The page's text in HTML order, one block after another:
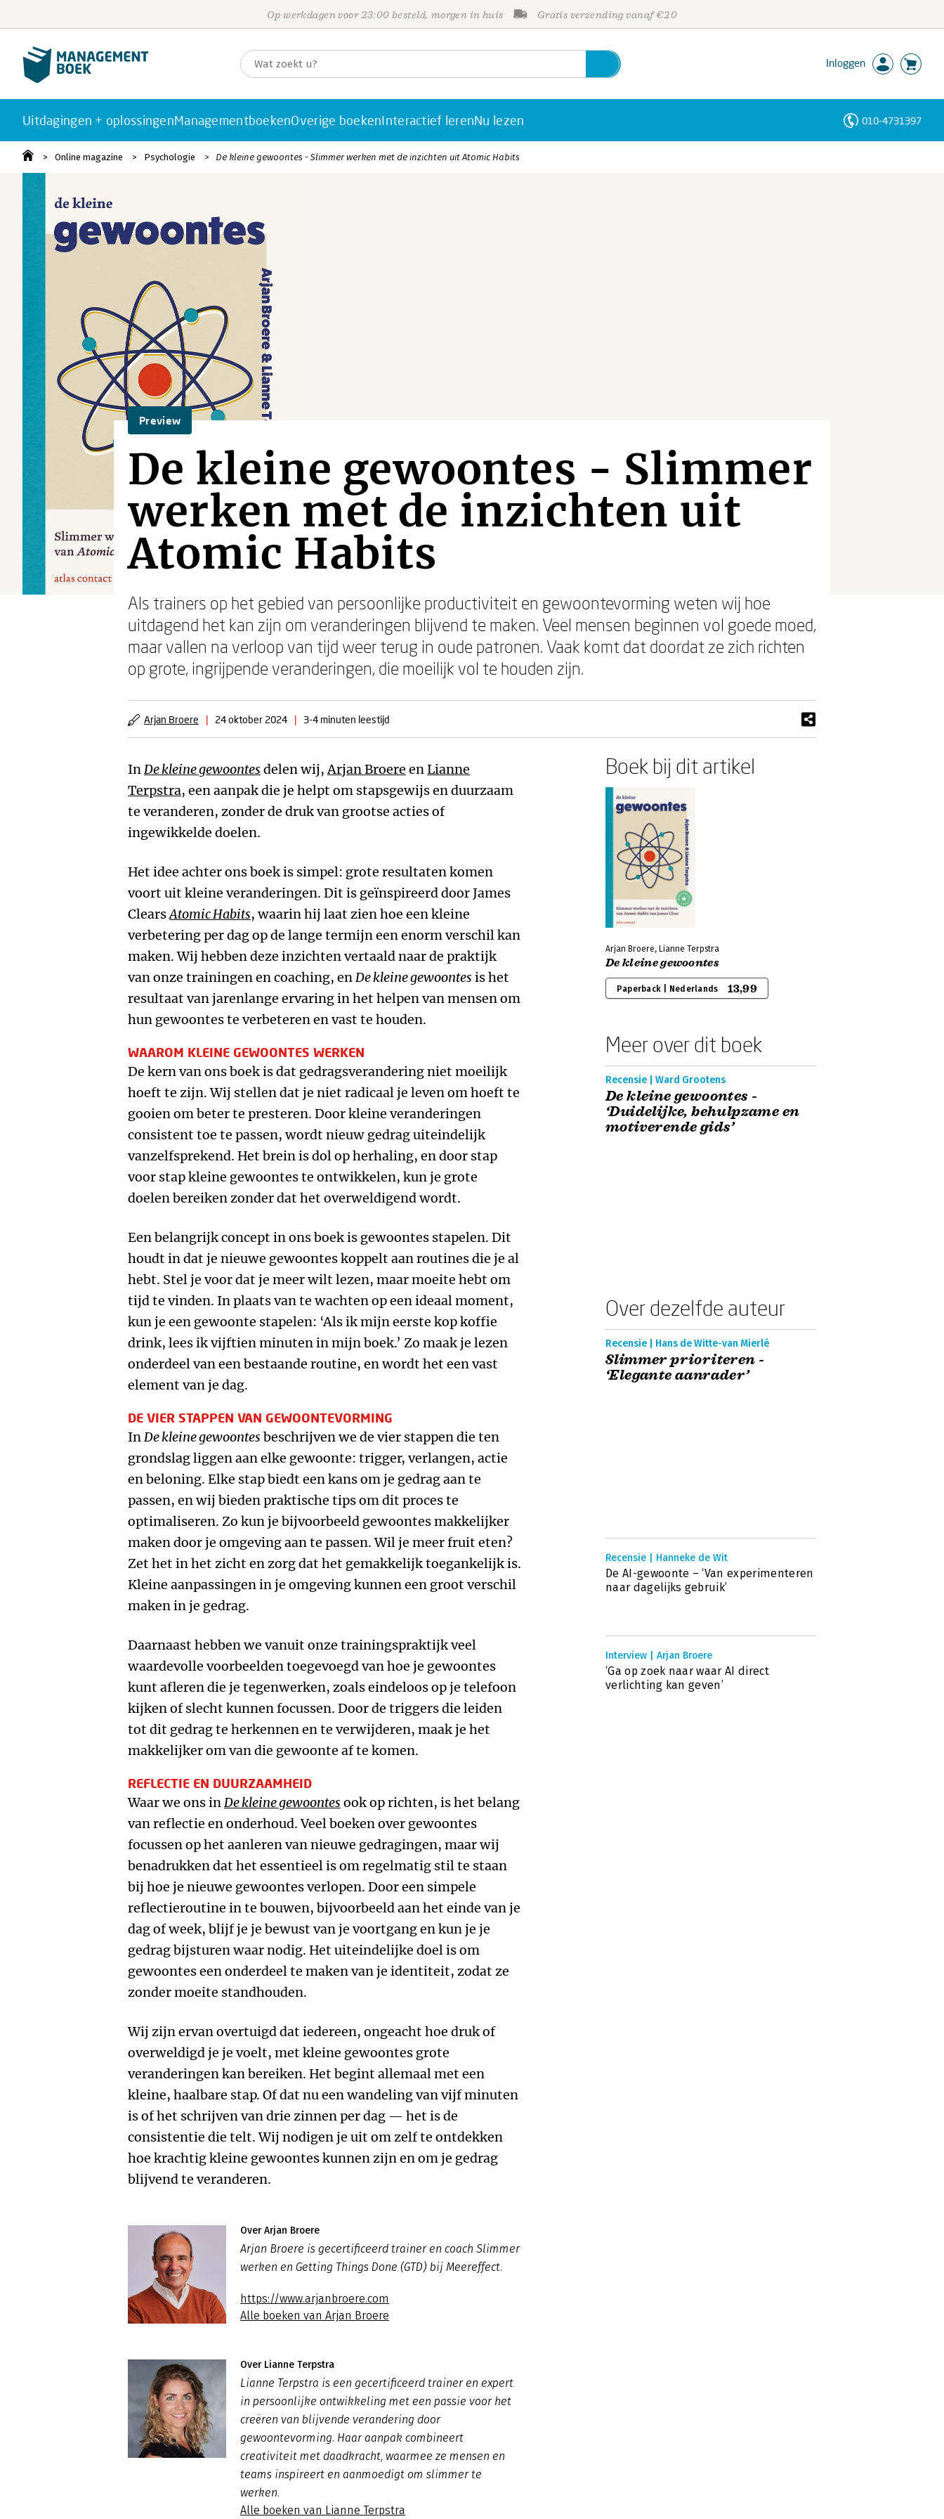
Op werkdagen voor 23:00 besteld, morgen in huis Gratis verzending vanaf €20
Inloggen
Uitdagingen + oplossingenManagementboekenOverige boekenInteractief lerenNu lezen 010-4731397
Online magazine Psychologie De kleine gewoontes - Slimmer werken met de inzichten uit Atomic Habits
Preview
De kleine gewoontes - Slimmer
werken met de inzichten uit
Atomic Habits
Als trainers op het gebied van persoonlijke productiviteit en gewoontevorming weten wij hoe
uitdagend het kan zijn om veranderingen blijvend te maken. Veel mensen beginnen vol goede moed,
maar vallen na verloop van tijd weer terug in oude patronen. Vaak komt dat doordat ze zich richten
op grote, ingrijpende veranderingen, die moeilijk vol te houden zijn.
Arjan Broere | 24 oktober 2024 | 3-4 minuten leestijd
InDe kleine gewoontes delen wij,Arjan Broere enLianne
Terpstra, een aanpak die je helpt om stapsgewijs en duurzaam
te veranderen, zonder de druk van grootse acties of
ingewikkelde doelen.
Het idee achter ons boek is simpel: grote resultaten komen
voort uit kleine veranderingen. Dit is geïnspireerd door James
ClearsAtomic Habits, waarin hij laat zien hoe een kleine
verbetering per dag op de lange termijn een enorm verschil kan
maken. Wij hebben deze inzichten vertaald naar de praktijk
van onze trainingen en coaching, enDe kleine gewoontes is het
resultaat van jarenlange ervaring in het helpen van mensen om
hun gewoontes te verbeteren en vast te houden.
WAAROM KLEINE GEWOONTES WERKEN
De kern van ons boek is dat gedragsverandering niet moeilijk
hoeft te zijn. Wij stellen dat je niet radicaal je leven om hoeft te
gooien om beter te presteren. Door kleine veranderingen
consistent toe te passen, wordt nieuw gedrag uiteindelijk
vanzelfsprekend. Het brein is dol op herhaling, en door stap
voor stap kleine gewoontes te ontwikkelen, kun je grote
doelen bereiken zonder dat het overweldigend wordt.
Een belangrijk concept in ons boek is gewoontes stapelen. Dit
houdt in dat je nieuwe gewoontes koppelt aan routines die je al
hebt. Stel je voor dat je meer wilt lezen, maar moeite hebt om
tijd te vinden. In plaats van te wachten op een ideaal moment,
kun je een gewoonte stapelen: ‘Als ik mijn eerste kop koffie
drink, lees ik vijftien minuten in mijn boek.’ Zo maak je lezen
onderdeel van een bestaande routine, en wordt het een vast
element van je dag.
DE VIER STAPPEN VAN GEWOONTEVORMING
InDe kleine gewoontes beschrijven we de vier stappen die ten
grondslag liggen aan elke gewoonte: trigger, verlangen, actie
en beloning. Elke stap biedt een kans om je gedrag aan te
passen, en wij bieden praktische tips om dit proces te
optimaliseren. Zo kun je bijvoorbeeld gewoontes makkelijker
maken door je omgeving aan te passen. Wil je meer fruit eten?
Zet het in het zicht en zorg dat het gemakkelijk toegankelijk is.
Kleine aanpassingen in je omgeving kunnen een groot verschil
maken in je gedrag.
Daarnaast hebben we vanuit onze trainingspraktijk veel
waardevolle voorbeelden toegevoegd van hoe je gewoontes
kunt afleren die je tegenwerken, zoals eindeloos op je telefoon
kijken of slecht kunnen focussen. Door de triggers die leiden
tot dit gedrag te herkennen en te verwijderen, maak je het
makkelijker om van die gewoonte af te komen.
REFLECTIE EN DUURZAAMHEID
Waar we ons inDe kleine gewoontes ook op richten, is het belang
van reflectie en onderhoud. Veel boeken over gewoontes
focussen op het aanleren van nieuwe gedragingen, maar wij
benadrukken dat het essentieel is om regelmatig stil te staan
bij hoe je nieuwe gewoontes verlopen. Door een simpele
reflectieroutine in te bouwen, bijvoorbeeld aan het einde van je
dag of week, blijf je je bewust van je voortgang en kun je je
gedrag bijsturen waar nodig. Het uiteindelijke doel is om
gewoontes een onderdeel te maken van je identiteit, zodat ze
zonder moeite standhouden.
Wij zijn ervan overtuigd dat iedereen, ongeacht hoe druk of
overweldigd je je voelt, met kleine gewoontes grote
veranderingen kan bereiken. Het begint allemaal met een
kleine, haalbare stap. Of dat nu een wandeling van vijf minuten
is of het schrijven van drie zinnen per dag — het is de
consistentie die telt. Wij nodigen je uit om zelf te ontdekken
hoe krachtig kleine gewoontes kunnen zijn en om je gedrag
blijvend te veranderen.
Over Arjan Broere
Arjan Broere is gecertificeerd trainer en coach Slimmer
werken en Getting Things Done (GTD) bij Meereffect.
https://www.arjanbroere.com
Alle boeken van Arjan Broere
Over Lianne Terpstra
Lianne Terpstra is een gecertificeerd trainer en expert
in persoonlijke ontwikkeling met een passie voor het
creëren van blijvende verandering door
gewoontevorming. Haar aanpak combineert
creativiteit met daadkracht, waarmee ze mensen en
teams inspireert en aanmoedigt om slimmer te
werken.
Alle boeken van Lianne Terpstra
Boek bij dit artikel
Arjan Broere, Lianne Terpstra
De kleine gewoontes
Paperback | Nederlands 13,99
Meer over dit boek
Recensie | Ward Grootens
De kleine gewoontes -
‘Duidelijke, behulpzame en
motiverende gids’
Over dezelfde auteur
Recensie | Hans de Witte-van Mierlé
Slimmer prioriteren -
‘Elegante aanrader’
Recensie | Hanneke de Wit
De AI-gewoonte – ‘Van experimenteren
naar dagelijks gebruik’
Interview | Arjan Broere
‘Ga op zoek naar waar AI direct
verlichting kan geven’
Personen